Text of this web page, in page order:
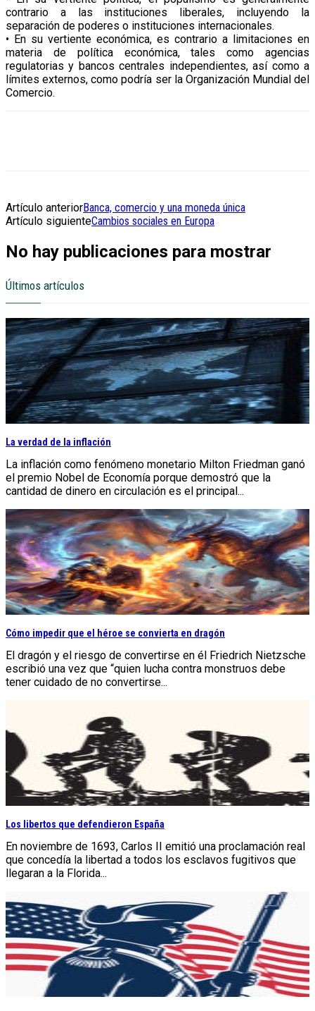
contrario a las instituciones liberales, incluyendo la
separación de poderes o instituciones internacionales.
• En su vertiente económica, es contrario a limitaciones en
materia de política económica, tales como agencias
regulatorias y bancos centrales independientes, así como a
límites externos, como podría ser la Organización Mundial del
Comercio.
Artículo anteriorBanca, comercio y una moneda única
Artículo siguienteCambios sociales en Europa
No hay publicaciones para mostrar
Últimos artículos
La verdad de la inflación
La inflación como fenómeno monetario Milton Friedman ganó
el premio Nobel de Economía porque demostró que la
cantidad de dinero en circulación es el principal...
Cómo impedir que el héroe se convierta en dragón
El dragón y el riesgo de convertirse en él Friedrich Nietzsche
escribió una vez que “quien lucha contra monstruos debe
tener cuidado de no convertirse...
Los libertos que defendieron España
En noviembre de 1693, Carlos II emitió una proclamación real
que concedía la libertad a todos los esclavos fugitivos que
llegaran a la Florida...